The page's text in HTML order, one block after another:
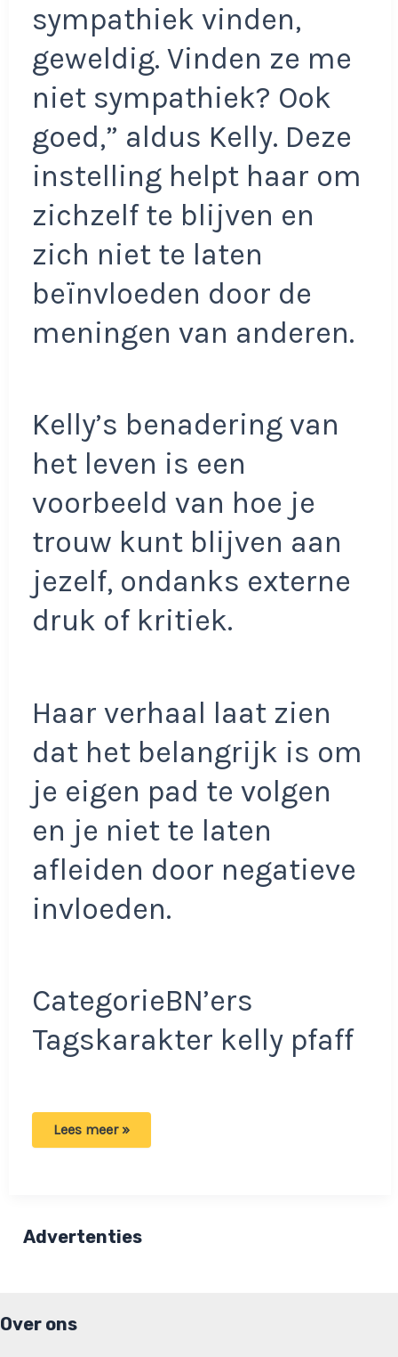
sympathiek vinden,
geweldig. Vinden ze me
niet sympathiek? Ook
goed,” aldus Kelly. Deze
instelling helpt haar om
zichzelf te blijven en
zich niet te laten
beïnvloeden door de
meningen van anderen.
Kelly’s benadering van
het leven is een
voorbeeld van hoe je
trouw kunt blijven aan
jezelf, ondanks externe
druk of kritiek.
Haar verhaal laat zien
dat het belangrijk is om
je eigen pad te volgen
en je niet te laten
afleiden door negatieve
invloeden.
CategorieBN’ers
Tagskarakter kelly pfaff
Kelly
mensen
zou
Lees meer »
Advertenties
Over ons